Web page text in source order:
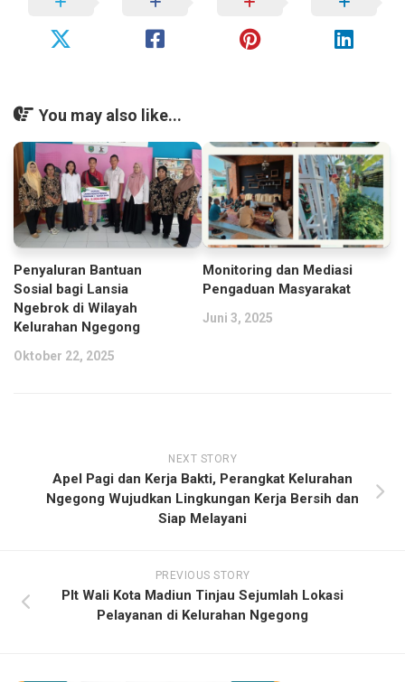
You may also like...
Penyaluran Bantuan
Sosial bagi Lansia
Ngebrok di Wilayah
Kelurahan Ngegong
Oktober 22, 2025
Monitoring dan Mediasi
Pengaduan Masyarakat
Juni 3, 2025
NEXT STORY
Apel Pagi dan Kerja Bakti, Perangkat Kelurahan
Ngegong Wujudkan Lingkungan Kerja Bersih dan
Siap Melayani
PREVIOUS STORY
Plt Wali Kota Madiun Tinjau Sejumlah Lokasi
Pelayanan di Kelurahan Ngegong